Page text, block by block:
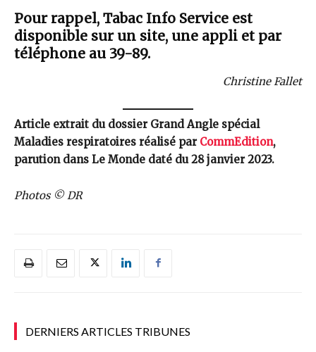
Pour rappel, Tabac Info Service est
disponible sur un site, une appli et par
téléphone au 39-89.
Christine Fallet
Article extrait du dossier Grand Angle spécial
Maladies respiratoires réalisé par CommEdition,
parution dans Le Monde daté du 28 janvier 2023.
Photos © DR
DERNIERS ARTICLES TRIBUNES